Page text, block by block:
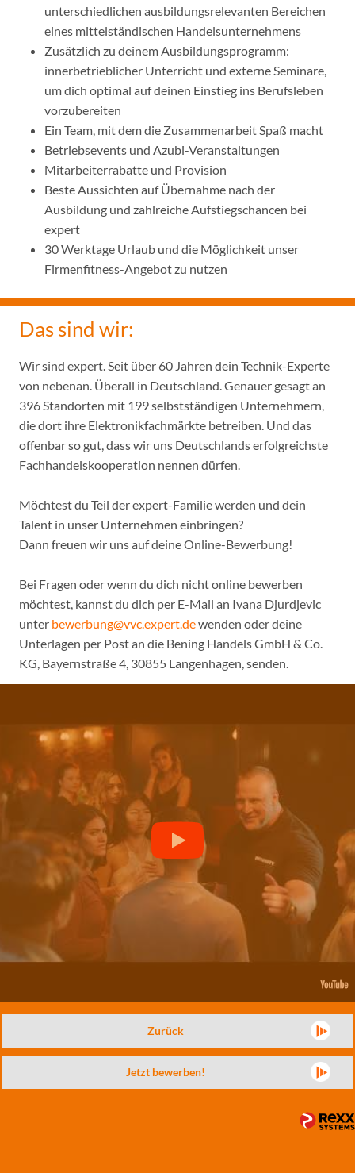
unterschiedlichen ausbildungsrelevanten Bereichen
eines mittelständischen Handelsunternehmens
Zusätzlich zu deinem Ausbildungsprogramm:
innerbetrieblicher Unterricht und externe Seminare,
um dich optimal auf deinen Einstieg ins Berufsleben
vorzubereiten
Ein Team, mit dem die Zusammenarbeit Spaß macht
Betriebsevents und Azubi-Veranstaltungen
Mitarbeiterrabatte und Provision
Beste Aussichten auf Übernahme nach der
Ausbildung und zahlreiche Aufstiegschancen bei
expert
30 Werktage Urlaub und die Möglichkeit unser
Firmenfitness-Angebot zu nutzen
Das sind wir:
Wir sind expert. Seit über 60 Jahren dein Technik-Experte
von nebenan. Überall in Deutschland. Genauer gesagt an
396 Standorten mit 199 selbstständigen Unternehmern,
die dort ihre Elektronikfachmärkte betreiben. Und das
offenbar so gut, dass wir uns Deutschlands erfolgreichste
Fachhandelskooperation nennen dürfen.
Möchtest du Teil der expert-Familie werden und dein
Talent in unser Unternehmen einbringen?
Dann freuen wir uns auf deine Online-Bewerbung!
Bei Fragen oder wenn du dich nicht online bewerben
möchtest, kannst du dich per E-Mail an Ivana Djurdjevic
unter bewerbung@vvc.expert.dewenden oder deine
Unterlagen per Post an die Bening Handels GmbH & Co.
KG, Bayernstraße 4, 30855 Langenhagen, senden.
Zurück
Jetzt bewerben!